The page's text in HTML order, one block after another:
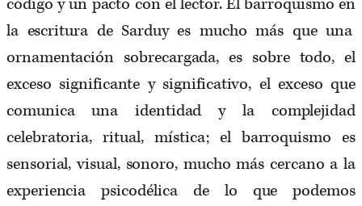
código y un pacto con el lector. El barroquismo en
la escritura de Sarduy es mucho más que una
ornamentación sobrecargada, es sobre todo, el
exceso significante y significativo, el exceso que
comunica una identidad y la complejidad
celebratoria, ritual, mística; el barroquismo es
sensorial, visual, sonoro, mucho más cercano a la
experiencia psicodélica de lo que podemos